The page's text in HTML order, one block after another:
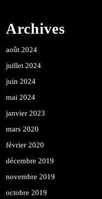
Archives
août 2024
juillet 2024
juin 2024
mai 2024
janvier 2023
mars 2020
février 2020
décembre 2019
novembre 2019
octobre 2019